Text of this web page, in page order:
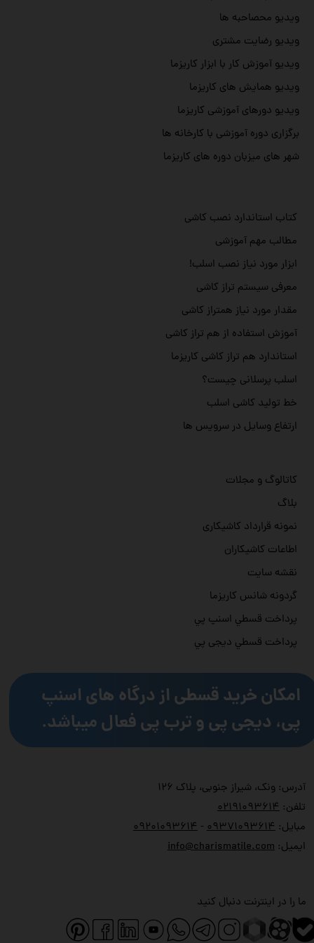
ما را در اینترنت دنبال کنید
آدرس: ونک، شیراز جنوبی، پلاک ۱۲۶
تلفن:
۰۲۱۹۱۰۹۳۶۱۴
مبایل:
۰۹۳۷۱۰۹۳۶۱۴ - ۰۹۲۰۱۰۹۳۶۱۴
ایمیل:info@charismatile.com
ویدیو محصاحبه ها
ویدیو رضایت مشتری
ویدیو آموزش کار با ابزار کاریزما
ویدیو همایش های کاریزما
ویدیو دورهای آموزشی کاریزما
برگزاری دوره آموزشی با کارخانه ها
شهر های میزبان دوره های کاریزما
کاتالوگ و مجلات
بلاگ
نمونه قرارداد کاشیکاری
اطاعات کاشیکاران
نقشه سایت
گردونه شانس کاریزما
پرداخت قسطي اسنپ پي
پرداخت قسطي دیجی پي
کتاب استاندارد نصب کاشی
مطالب مهم آموزشی
ابزار مورد نیاز نصب اسلب!
معرفی سیستم تراز کاشی
مقدار مورد نیاز همتراز کاشی
آموزش استفاده از هم تراز کاشی
استاندارد هم تراز کاشی کاریزما
اسلب پرسلانی چیست؟
خط تولید کاشی اسلب
ارتفاع وسایل در سرویس ها
امکان خرید قسطی از درگاه های اسنپ
پی، دیجی پی و ترب پی فعال میباشد.